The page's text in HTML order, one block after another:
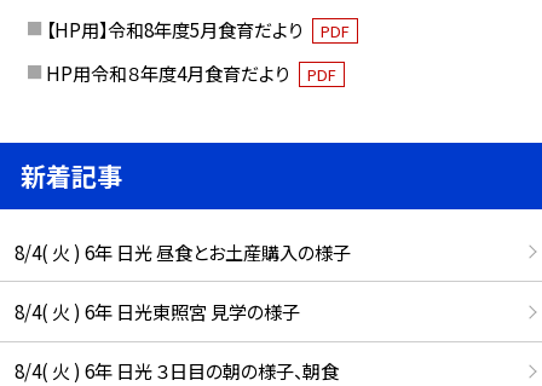
【HP用】令和8年度5月食育だより
PDF
HP用令和８年度4月食育だより PDF
新着記事
8/4( 火 ) 6年 日光 昼食とお土産購入の様子
8/4( 火 ) 6年 日光東照宮 見学の様子
8/4( 火 ) 6年 日光 ３日目の朝の様子、朝食